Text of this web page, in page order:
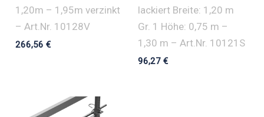
1,20m – 1,95m verzinkt
– Art.Nr. 10128V
266,56€
lackiert Breite: 1,20 m
Gr. 1 Höhe: 0,75 m –
1,30 m – Art.Nr. 10121S
96,27 €